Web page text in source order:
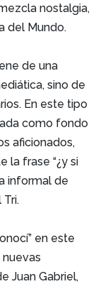
nostalgia,
del Mundo.
de una
sino de
En este tipo
como fondo
aficionados,
la frase “¿y si
informal de
en este
Juan Gabriel,